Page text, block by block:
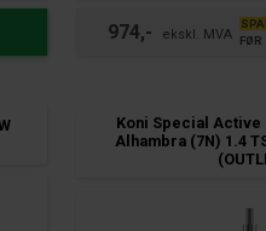
974,-
Koni Special Active
Alhambra (7N) 1.4